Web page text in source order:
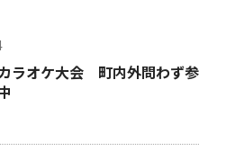
ラオケ大会 町内外問わず参